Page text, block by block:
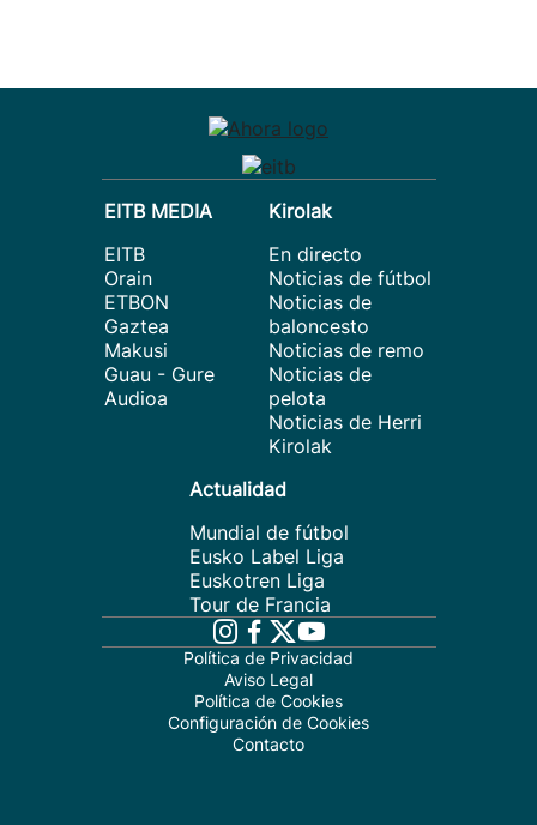
EITB MEDIA
EITB
Orain
ETBON
Gaztea
Makusi
Guau - Gure
Audioa
Kirolak
En directo
Noticias de fútbol
Noticias de
baloncesto
Noticias de remo
Noticias de
pelota
Noticias de Herri
Kirolak
Actualidad
Mundial de fútbol
Eusko Label Liga
Euskotren Liga
Tour de Francia
Política de Privacidad
Aviso Legal
Política de Cookies
Configuración de Cookies
Contacto